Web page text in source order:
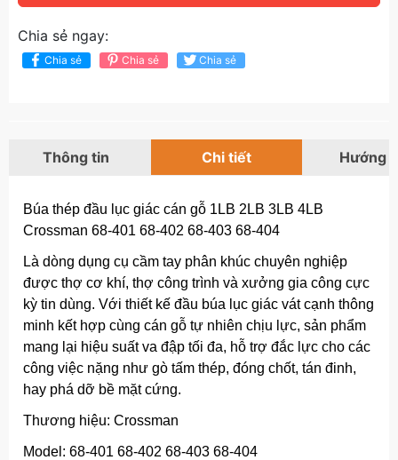
Chia sẻ ngay:
Chia sẻ Chia sẻ Chia sẻ
Thông tin Chi tiết Hướng
Búa thép đầu lục giác cán gỗ 1LB 2LB 3LB 4LB
Crossman 68-401 68-402 68-403 68-404
Là dòng dụng cụ cầm tay phân khúc chuyên nghiệp
được thợ cơ khí, thợ công trình và xưởng gia công cực
kỳ tin dùng. Với thiết kế đầu búa lục giác vát cạnh thông
minh kết hợp cùng cán gỗ tự nhiên chịu lực, sản phẩm
mang lại hiệu suất va đập tối đa, hỗ trợ đắc lực cho các
công việc nặng như gò tấm thép, đóng chốt, tán đinh,
hay phá dỡ bề mặt cứng.
Thương hiệu: Crossman
Model: 68-401 68-402 68-403 68-404